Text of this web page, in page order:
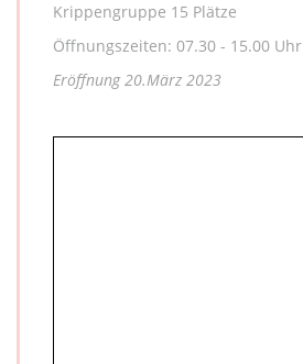
Krippengruppe 15 Plätze
Öffnungszeiten: 07.30 - 15.00 Uhr
Eröffnung 20.März 2023